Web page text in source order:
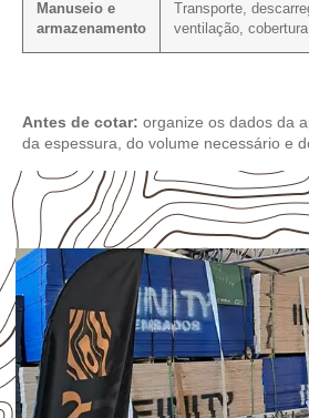
Manuseio e
armazenamento
Transporte,
ventilação,
Antes de cotar: organize os dados da
da espessura, do volume necessário e